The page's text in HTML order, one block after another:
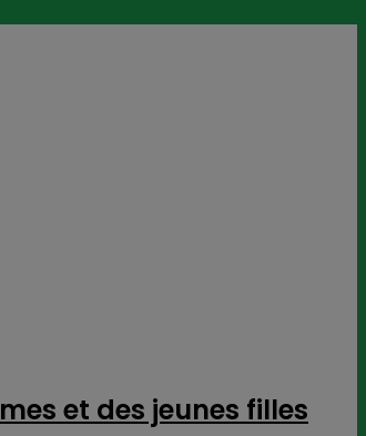
et des jeunes filles